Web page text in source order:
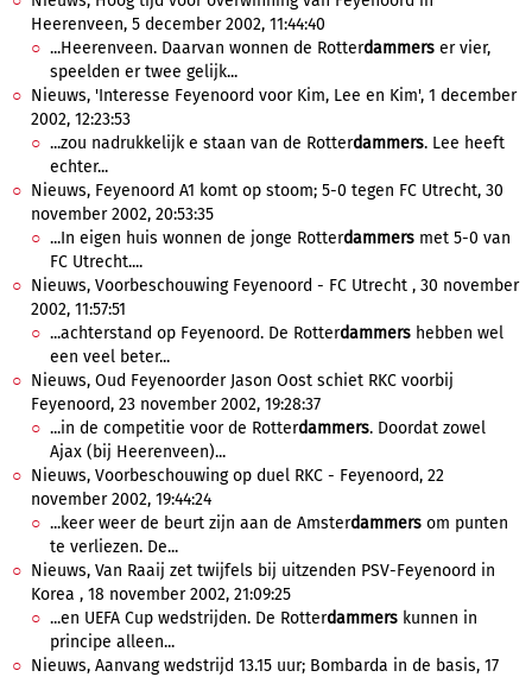
Heerenveen, 5 december 2002, 11:44:40
...Heerenveen. Daarvan wonnen de Rotterdammers er vier,
speelden er twee gelijk...
Nieuws, 'Interesse Feyenoord voor Kim, Lee en Kim', 1 december
2002, 12:23:53
...zou nadrukkelijk e staan van de Rotterdammers. Lee heeft
echter...
Nieuws, Feyenoord A1 komt op stoom; 5-0 tegen FC Utrecht, 30
november 2002, 20:53:35
...In eigen huis wonnen de jonge Rotterdammers met 5-0 van
FC Utrecht....
Nieuws, Voorbeschouwing Feyenoord - FC Utrecht , 30 november
2002, 11:57:51
...achterstand op Feyenoord. De Rotterdammers hebben wel
een veel beter...
Nieuws, Oud Feyenoorder Jason Oost schiet RKC voorbij
Feyenoord, 23 november 2002, 19:28:37
...in de competitie voor de Rotterdammers. Doordat zowel
Ajax (bij Heerenveen)...
Nieuws, Voorbeschouwing op duel RKC - Feyenoord, 22
november 2002, 19:44:24
...keer weer de beurt zijn aan de Amsterdammers om punten
te verliezen. De...
Nieuws, Van Raaij zet twijfels bij uitzenden PSV-Feyenoord in
Korea , 18 november 2002, 21:09:25
...en UEFA Cup wedstrijden. De Rotterdammers kunnen in
principe alleen...
Nieuws, Aanvang wedstrijd 13.15 uur; Bombarda in de basis, 17